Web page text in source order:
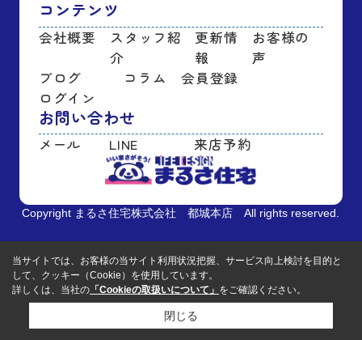
コンテンツ
会社概要
スタッフ紹
介
更新情
報
お客様の
声
ブログ
コラム
会員登録
ログイン
お問い合わせ
メール LINE 来店予約
Copyright まるさ住宅株式会社 都城本店 All rights reserved.
当サイトでは、お客様の当サイト利用状況把握、サービス向上検討を目的と
して、クッキー（Cookie）を使用しています。
詳しくは、当社の 「Cookieの取扱いについて」 をご確認ください。
閉じる